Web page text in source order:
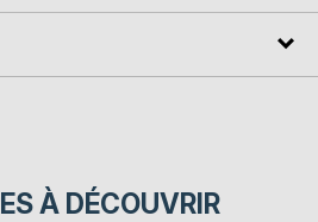
À DÉCOUVRIR